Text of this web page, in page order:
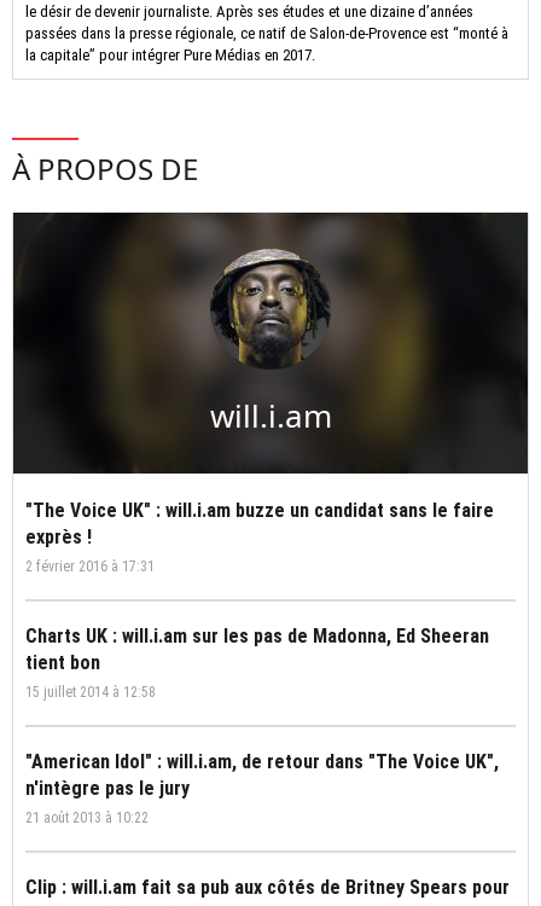
le désir de devenir journaliste. Après ses études et une dizaine d’années
passées dans la presse régionale, ce natif de Salon-de-Provence est “monté à
la capitale” pour intégrer Pure Médias en 2017.
À PROPOS DE
will.i.am
"The Voice UK" : will.i.am buzze un candidat sans le faire
exprès !
2 février 2016 à 17:31
Charts UK : will.i.am sur les pas de Madonna, Ed Sheeran
tient bon
15 juillet 2014 à 12:58
"American Idol" : will.i.am, de retour dans "The Voice UK",
n'intègre pas le jury
21 août 2013 à 10:22
Clip : will.i.am fait sa pub aux côtés de Britney Spears pour